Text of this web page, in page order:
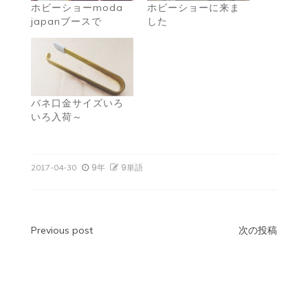
ホビーショーmoda
japanブースで
ホビーショーに来ま
した
バネ口金サイズいろ
いろ入荷～
2017-04-30 9年 9単語
投
Previous post 次の投稿